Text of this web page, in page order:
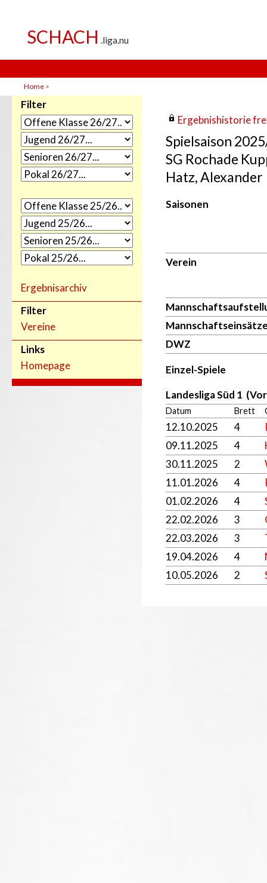
Home >
Filter
Ergebnisarchiv
Filter
Vereine
Links
Homepage
Ergebnishistorie
Spielsaison
SG Rochade
Hatz, Alexander
Saisonen
Verein
DWZ
Einzel-Spiele
Landesliga Süd 1
Datum Brett
12.10.2025 4
09.11.2025
4
30.11.2025
2
11.01.2026
4
01.02.2026
4
22.02.2026
3
22.03.2026
3
19.04.2026
4
10.05.2026
2